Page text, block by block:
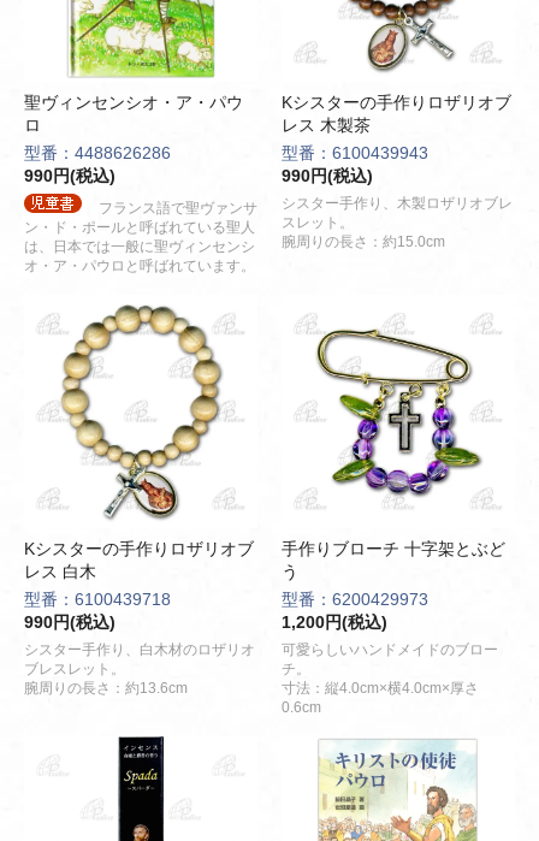
聖ヴィンセンシオ・ア・パウ
ロ
型番：4488626286
990円(税込)
フランス語で聖ヴァンサ
ン・ド・ポールと呼ばれている聖人
は、日本では一般に聖ヴィンセンシ
オ・ア・パウロと呼ばれています。
Kシスターの手作りロザリオブ
レス 木製茶
型番：6100439943
990円(税込)
シスター手作り、木製ロザリオブレ
スレット。
腕周りの長さ：約15.0cm
Kシスターの手作りロザリオブ
レス 白木
型番：6100439718
990円(税込)
シスター手作り、白木材のロザリオ
ブレスレット。
腕周りの長さ：約13.6cm
手作りブローチ 十字架とぶど
う
型番：6200429973
1,200円(税込)
可愛らしいハンドメイドのブロー
チ。
寸法：縦4.0cm×横4.0cm×厚さ
0.6cm